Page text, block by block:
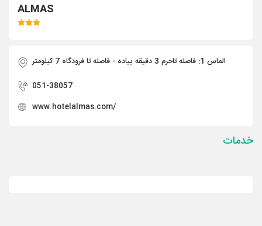
ALMAS
الماس 1: فاصله تاحرم 3 دقیقه پیاده - فاصله تا فرودگاه 7 کیلومتر
051-38057
www.hotelalmas.com/
خدمات